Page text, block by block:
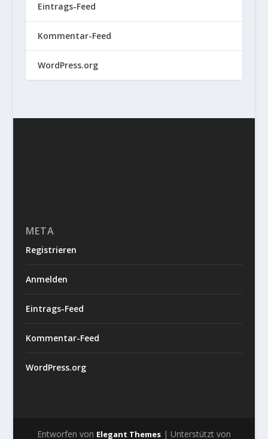
Eintrags-Feed
Kommentar-Feed
WordPress.org
META
Registrieren
Anmelden
Eintrags-Feed
Kommentar-Feed
WordPress.org
Entworfen von Elegant Themes| Unterstützt von